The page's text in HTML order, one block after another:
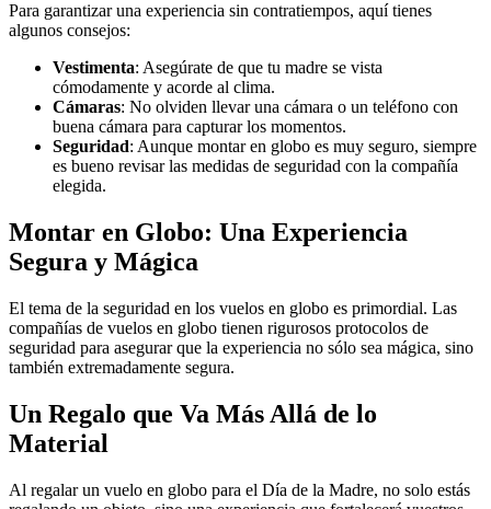
Para garantizar una experiencia sin contratiempos, aquí tienes
algunos consejos:
Vestimenta: Asegúrate de que tu madre se vista
cómodamente y acorde al clima.
Cámaras: No olviden llevar una cámara o un teléfono con
buena cámara para capturar los momentos.
Seguridad: Aunque montar en globo es muy seguro, siempre
es bueno revisar las medidas de seguridad con la compañía
elegida.
Montar en Globo: Una Experiencia
Segura y Mágica
El tema de la seguridad en los vuelos en globo es primordial. Las
compañías de vuelos en globo tienen rigurosos protocolos de
seguridad para asegurar que la experiencia no sólo sea mágica, sino
también extremadamente segura.
Un Regalo que Va Más Allá de lo
Material
Al regalar un vuelo en globo para el Día de la Madre, no solo estás